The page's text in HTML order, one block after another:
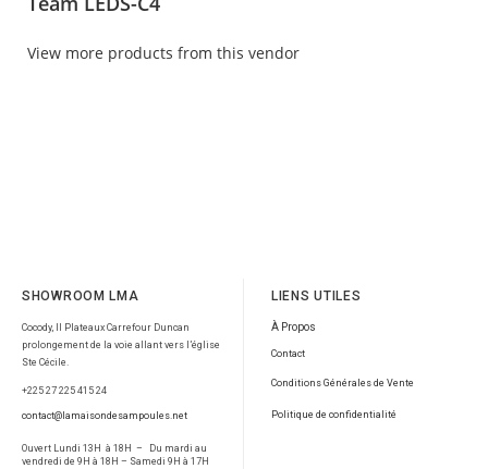
View more products from this vendor
SHOWROOM LMA
Cocody, II Plateaux Carrefour Duncan
prolongement de la voie allant vers l’église
Ste Cécile.
+225 27 225 415 24
contact@lamaisondesampoules.net
Ouvert Lundi 13H à 18H – Du mardi au
vendredi de 9H à 18H – Samedi 9H à 17H
LIENS UTILES
À Propos
Contact
Conditions Générales de Vente
Politique de confidentialité